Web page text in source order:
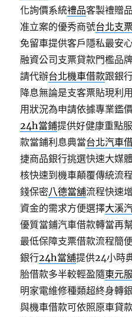
化詢價系統禮品客製禮贈
准立案的優秀商號台北支
免留車提供客戶隱私最安
融資公司支票貸款門檻品
請代辦台北機車借款跟銀
降息無論是支客票貼現利用
用狀況為申請依據專業鑑
24h當鋪提供好健康重點
款當鋪利息典當台北汽車
捷商品銀行挑選快速大媒
核快速到機車顛覆傳統流
錢保密八德當舖流程快速
資金的需求方便選擇大溪
優質當鋪汽車借款轉當再
最低保障支票借款流程簡
銀行24h當舖提供24小時
胎借款多半較輕盈隨東元
明家電維修種類超終身轉
與機車借款可依照原車貸